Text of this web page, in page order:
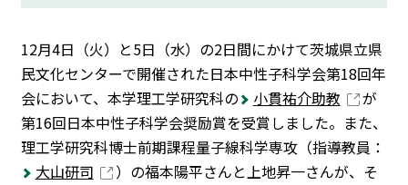
12月4日（火）と5日（水）の2日間にかけて茨城県立県
民文化センターで開催された日本中性子科学会第18回年
会において、本学理工学研究科の
小貫祐介助教
が
第16回日本中性子科学会奨励賞を受賞しました。また、
理工学研究科博士前期課程量子線科学専攻（指導教員：
大山研司
）の福本陽平さんと上地昇一さんが、そ